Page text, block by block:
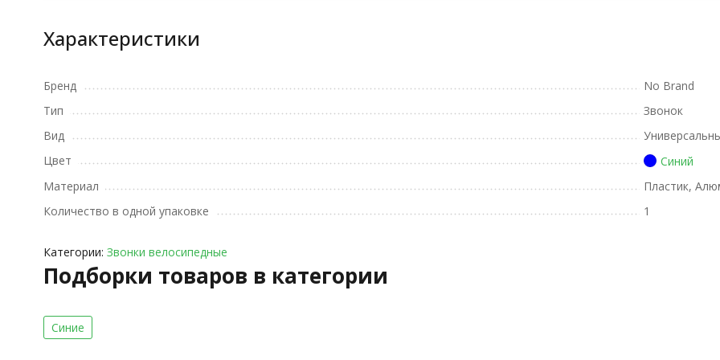
Характеристики
Бренд
No Brand
Тип
Звонок
Вид
Цвет
Синий
Материал
Пластик,
Количество в одной упаковке
1
Категории: Звонки велосипедные
Подборки товаров в категории
Синие